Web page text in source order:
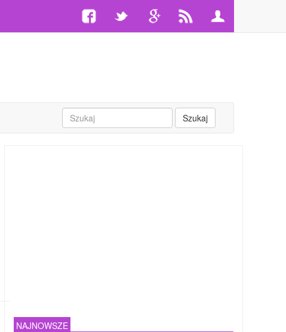
Szukaj
NAJNOWSZE